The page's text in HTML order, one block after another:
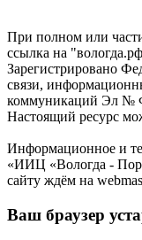
При полном или
ссылка на
Зарегистрировано
связи,
коммуникаций Эл №
Настоящий ресурс
Информационное и
«ИИЦ «Вологда -
сайту ждём на
Ваш браузер